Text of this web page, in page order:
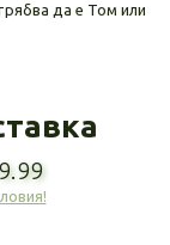
да е Том или